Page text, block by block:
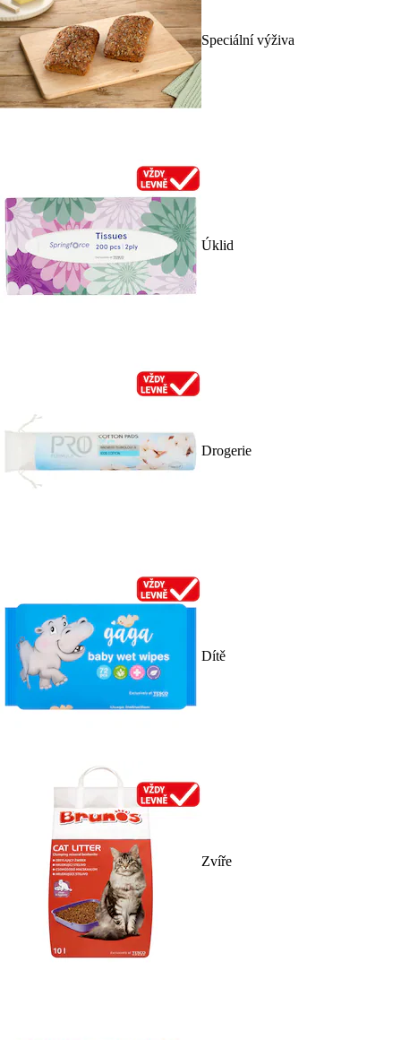
Speciální výživa
Úklid
Drogerie
Dítě
Zvíře